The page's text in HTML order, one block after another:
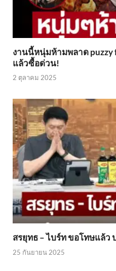
งานนี้หนุ่มห้ามพลาด puzzy
แล้วซื้อด่วน!
2 ตุลาคม 2025
สรยุทธ – ไบร์ท ขอโทษแล้ว
25 กันยายน 2025